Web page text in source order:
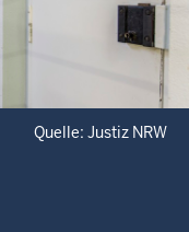
Quelle: Justiz NRW